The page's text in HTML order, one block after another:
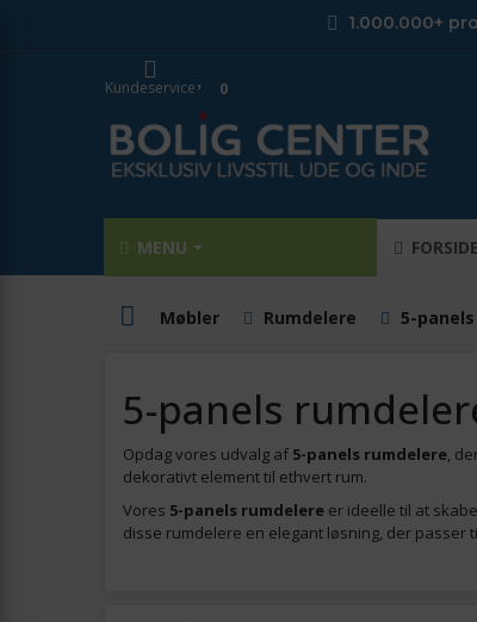
1.000.000+
Kundeservice 0
MENU FORSIDE
Møbler Rumdelere 5-
5-panels
Opdag vores udvalg af 5-panels rumdelere,
dekorativt element til ethvert rum.
Vores 5-panels rumdelere er ideelle til at
disse rumdelere en elegant løsning, der passer